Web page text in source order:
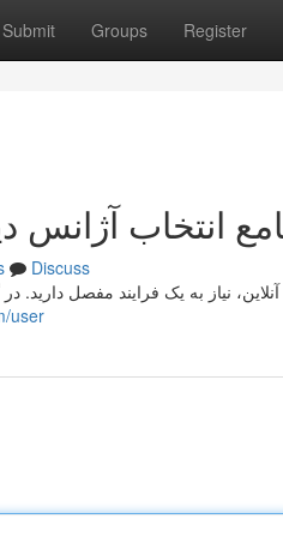
Submit Groups Register
انتخاب آژانس
Discuss
نیاز به یک فرایند مفصل
user